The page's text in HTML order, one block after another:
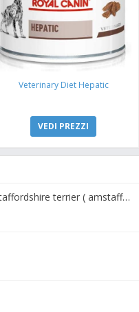
Veterinary Diet Hepatic
VEDI PREZZI
Gruppo American staffordshire terrier ( amstaff, amastaff )